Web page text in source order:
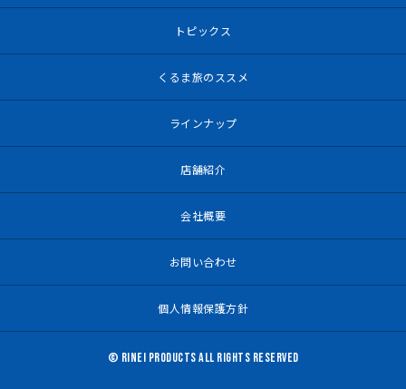
トピックス
くるま旅のススメ
ラインナップ
店舗紹介
会社概要
お問い合わせ
個人情報保護方針
© RINEI PRODUCTS ALL RIGHTS RESERVED